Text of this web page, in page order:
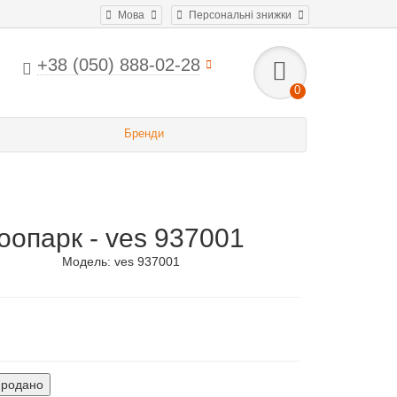
Персональні знижки
Мова
+38 (050) 888-02-28
0
Бренди
- ves 937001
Модель:ves 937001